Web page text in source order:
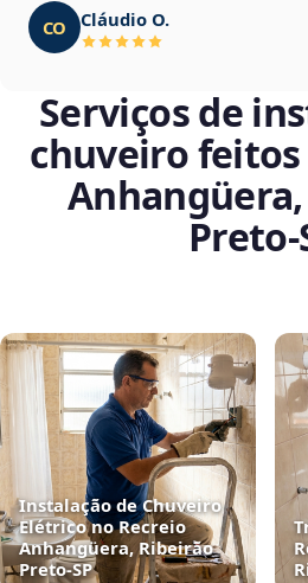
CO Cláudio O.
Serviços de
chuveiro feitos
Instalação de Chuveiro
Elétrico no Recreio
Anhangüera, Ribeirão
Preto‑SP